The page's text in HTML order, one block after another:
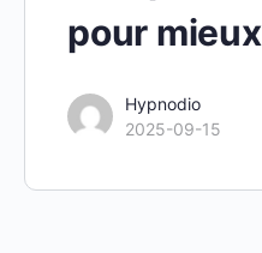
pour
Hypnodio
2025-09-15